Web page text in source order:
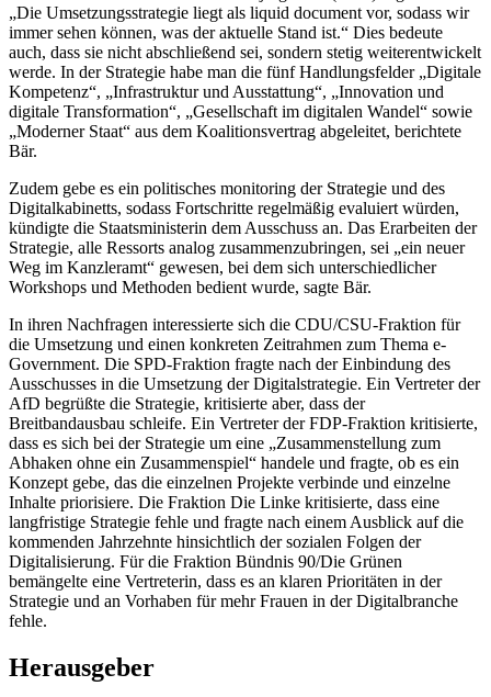
„Die Umsetzungsstrategie liegt als liquid document vor, sodass wir
immer sehen können, was der aktuelle Stand ist.“ Dies bedeute
auch, dass sie nicht abschließend sei, sondern stetig weiterentwickelt
werde. In der Strategie habe man die fünf Handlungsfelder „Digitale
Kompetenz“, „Infrastruktur und Ausstattung“, „Innovation und
digitale Transformation“, „Gesellschaft im digitalen Wandel“ sowie
„Moderner Staat“ aus dem Koalitionsvertrag abgeleitet, berichtete
Bär.
Zudem gebe es ein politisches monitoring der Strategie und des
Digitalkabinetts, sodass Fortschritte regelmäßig evaluiert würden,
kündigte die Staatsministerin dem Ausschuss an. Das Erarbeiten der
Strategie, alle Ressorts analog zusammenzubringen, sei „ein neuer
Weg im Kanzleramt“ gewesen, bei dem sich unterschiedlicher
Workshops und Methoden bedient wurde, sagte Bär.
In ihren Nachfragen interessierte sich die CDU/CSU-Fraktion für
die Umsetzung und einen konkreten Zeitrahmen zum Thema e-
Government. Die SPD-Fraktion fragte nach der Einbindung des
Ausschusses in die Umsetzung der Digitalstrategie. Ein Vertreter der
AfD begrüßte die Strategie, kritisierte aber, dass der
Breitbandausbau schleife. Ein Vertreter der FDP-Fraktion kritisierte,
dass es sich bei der Strategie um eine „Zusammenstellung zum
Abhaken ohne ein Zusammenspiel“ handele und fragte, ob es ein
Konzept gebe, das die einzelnen Projekte verbinde und einzelne
Inhalte priorisiere. Die Fraktion Die Linke kritisierte, dass eine
langfristige Strategie fehle und fragte nach einem Ausblick auf die
kommenden Jahrzehnte hinsichtlich der sozialen Folgen der
Digitalisierung. Für die Fraktion Bündnis 90/Die Grünen
bemängelte eine Vertreterin, dass es an klaren Prioritäten in der
Strategie und an Vorhaben für mehr Frauen in der Digitalbranche
fehle.
Herausgeber